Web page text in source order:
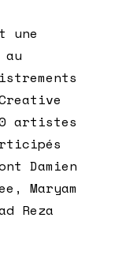
une
artistes
Damien
Maryam
Reza